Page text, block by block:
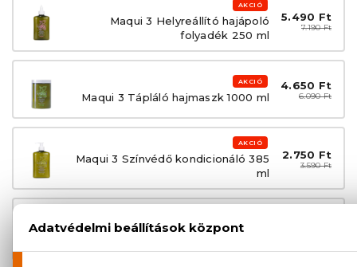
AKCIÓ
Maqui 3 Helyreállító hajápoló
folyadék 250 ml
5.490 Ft
7.190 Ft
AKCIÓ
Maqui 3 Tápláló hajmaszk 1000 ml
4.650 Ft
6.090 Ft
AKCIÓ
Maqui 3 Színvédő kondicionáló 385
ml
2.750 Ft
3.590 Ft
Maqui 3 Színvédő kondicionáló 1000